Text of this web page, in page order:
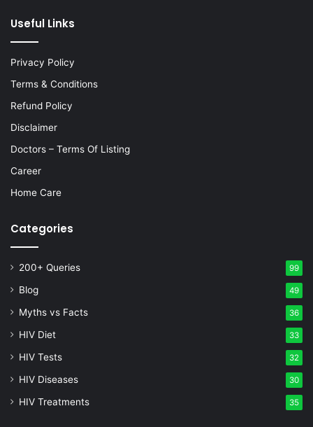
Useful Links
Privacy Policy
Terms & Conditions
Refund Policy
Disclaimer
Doctors – Terms Of Listing
Career
Home Care
Categories
200+ Queries 99
Blog 49
Myths vs Facts 36
HIV Diet 33
HIV Tests 32
HIV Diseases 30
HIV Treatments 35